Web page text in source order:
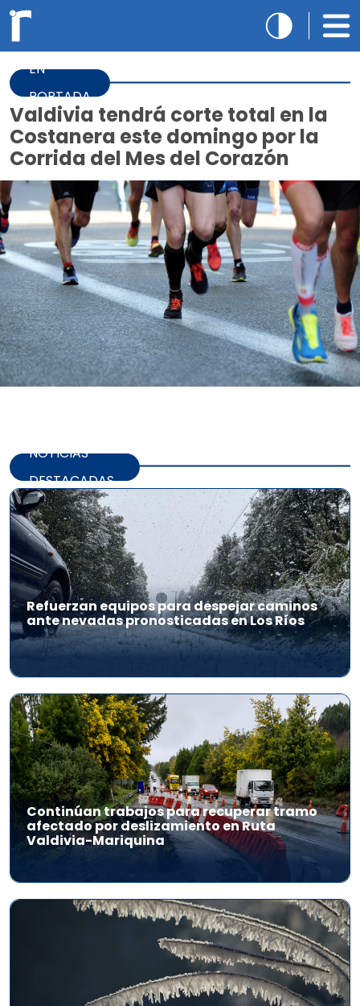
EN
PORTADA
Valdivia tendrá corte total en la
Costanera este domingo por la
Corrida del Mes del Corazón
NOTICIAS
DESTACADAS
Refuerzan equipos para despejar caminos
ante nevadas pronosticadas en Los Ríos
Continúan trabajos para recuperar tramo
afectado por deslizamiento en Ruta
Valdivia-Mariquina